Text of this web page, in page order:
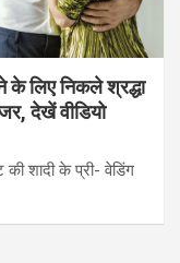
के लिए निकले श्रद्धा
देखें वीडियो
शादी के प्री- वेडिंग